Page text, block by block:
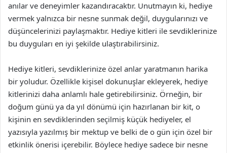
anılar ve deneyimler kazandıracaktır. Unutmayın ki, hediye
vermek yalnızca bir nesne sunmak değil, duygularınızı ve
düşüncelerinizi paylaşmaktır. Hediye kitleri ile sevdiklerinize
bu duyguları en iyi şekilde ulaştırabilirsiniz.
Hediye kitleri, sevdiklerinize özel anlar yaratmanın harika
bir yoludur. Özellikle kişisel dokunuşlar ekleyerek, hediye
kitlerinizi daha anlamlı hale getirebilirsiniz. Örneğin, bir
doğum günü ya da yıl dönümü için hazırlanan bir kit, o
kişinin en sevdiklerinden seçilmiş küçük hediyeler, el
yazısıyla yazılmış bir mektup ve belki de o gün için özel bir
etkinlik önerisi içerebilir. Böylece hediye sadece bir nesne